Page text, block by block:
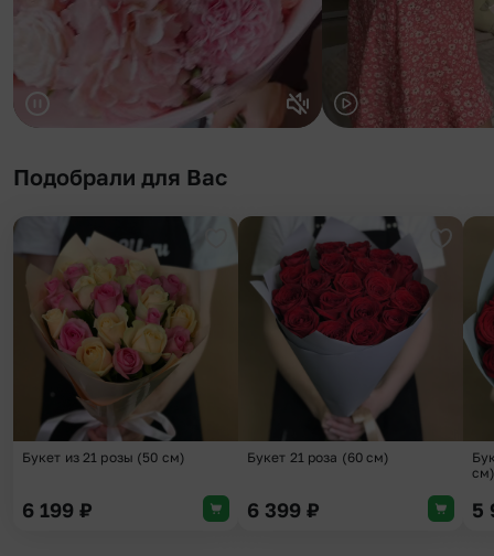
Подобрали для Вас
Добавить в избранное
Букет из 21 розы (50 см)
6 199 ₽
Букет 21 роза (60 см)
6 399 ₽ 5